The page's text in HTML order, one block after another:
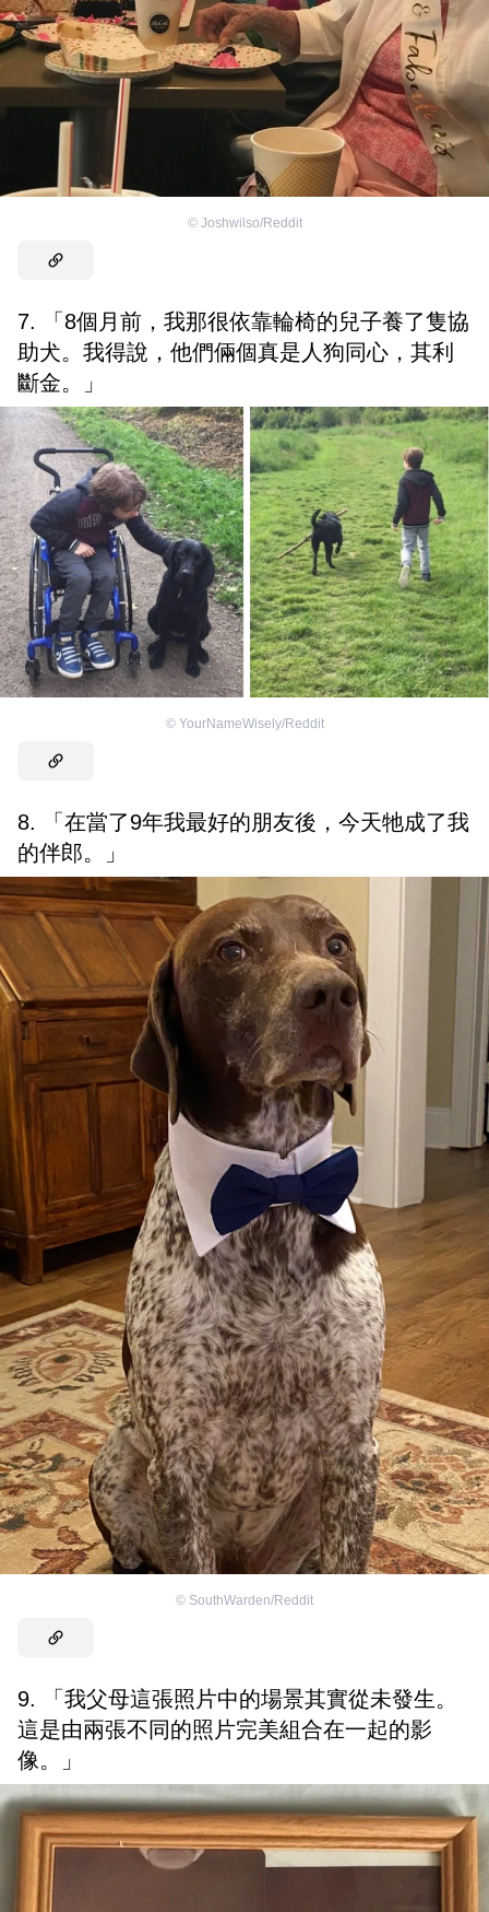
© Joshwilso/Reddit
7. 「8個月前，我那很依靠輪椅的兒子養了隻協
助犬。我得說，他們倆個真是人狗同心，其利
斷金。」
© YourNameWisely/Reddit
8. 「在當了9年我最好的朋友後，今天牠成了我
的伴郎。」
© SouthWarden/Reddit
9. 「我父母這張照片中的場景其實從未發生。
這是由兩張不同的照片完美組合在一起的影
像。」